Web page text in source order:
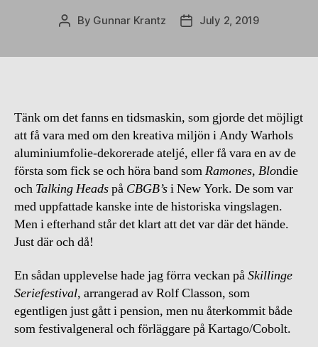
Post
By Gunnar Krantz
PostJuly 2, 2019
Tänk om det fanns en tidsmaskin, som gjorde det möjligt
att få vara med om den kreativa miljön i Andy Warhols
aluminiumfolie-dekorerade ateljé, eller få vara en av de
första som fick se och höra band somRamones, Blondie
och Talking Headspå CBGB’si New York. De som var
med uppfattade kanske inte de historiska vingslagen.
Men i efterhand står det klart att det var där det hände.
Just där och då!
En sådan upplevelse hade jag förra veckan påSkillinge
Seriefestival, arrangerad av Rolf Classon, som
egentligen just gått i pension, men nu återkommit både
som festivalgeneral och förläggare på Kartago/Cobolt.